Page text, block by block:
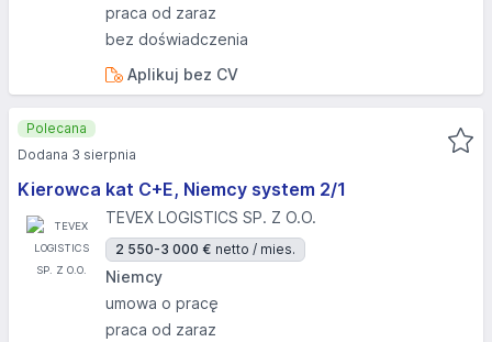
praca od zaraz
bez doświadczenia
Aplikuj bez CV
Kierowca kat C+E, Niemcy system 2/1
TEVEX LOGISTICS SP. Z O.O.
2 550-3 000 € netto / mies.
Niemcy
umowa o pracę
praca od zaraz
Polecana
Dodana 3 sierpnia